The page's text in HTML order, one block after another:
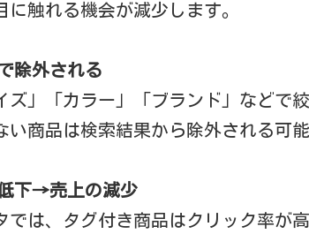
に触れる機会が減少します。
除外される
ズ」「カラー」「ブランド」などで
い商品は検索結果から除外される可
下→売上の減少
では、タグ付き商品はクリック率が